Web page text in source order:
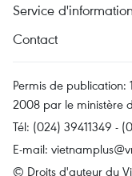
Service d'information
Contact
Permis de publication:
2008 par le ministère
Tél: (024) 39411349 -
E-mail:
© Droits d'auteur du